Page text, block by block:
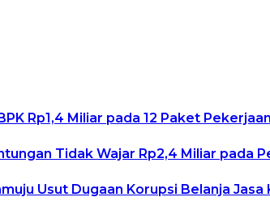
Rp1,4 Miliar pada 12 Paket
Tidak Wajar Rp2,4 Miliar pada
Usut Dugaan Korupsi Belanja